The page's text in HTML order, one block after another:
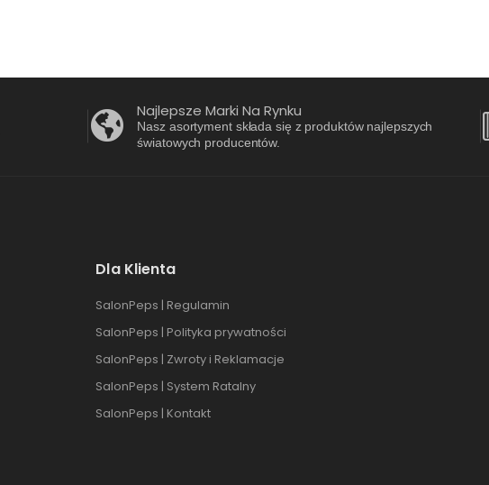
Najlepsze Marki Na Rynku
Nasz asortyment składa się z produktów najlepszych
światowych producentów.
Dla Klienta
SalonPeps | Regulamin
SalonPeps | Polityka prywatności
SalonPeps | Zwroty i Reklamacje
SalonPeps | System Ratalny
SalonPeps | Kontakt